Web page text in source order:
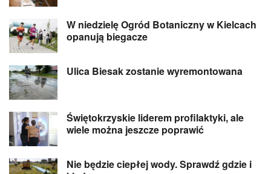
W niedzielę Ogród Botaniczny w Kielcach
opanują biegacze
Ulica Biesak zostanie wyremontowana
Świętokrzyskie liderem profilaktyki, ale
wiele można jeszcze poprawić
Nie będzie ciepłej wody. Sprawdź gdzie i